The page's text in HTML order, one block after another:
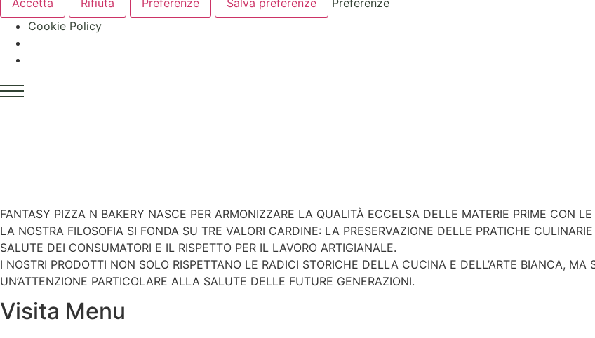
Cookie Policy
FANTASY PIZZA N BAKERY NASCE PER ARMONIZZARE LA QUALITÀ ECCELSA DELLE MATERIE PRIME CON
LA NOSTRA FILOSOFIA SI FONDA SU TRE VALORI CARDINE: LA PRESERVAZIONE DELLE PRATICHE
SALUTE DEI CONSUMATORI E IL RISPETTO PER IL LAVORO ARTIGIANALE.
I NOSTRI PRODOTTI NON SOLO RISPETTANO LE RADICI STORICHE DELLA CUCINA E DELL’ARTE BIANCA,
UN’ATTENZIONE PARTICOLARE ALLA SALUTE DELLE FUTURE GENERAZIONI.
Visita Menu